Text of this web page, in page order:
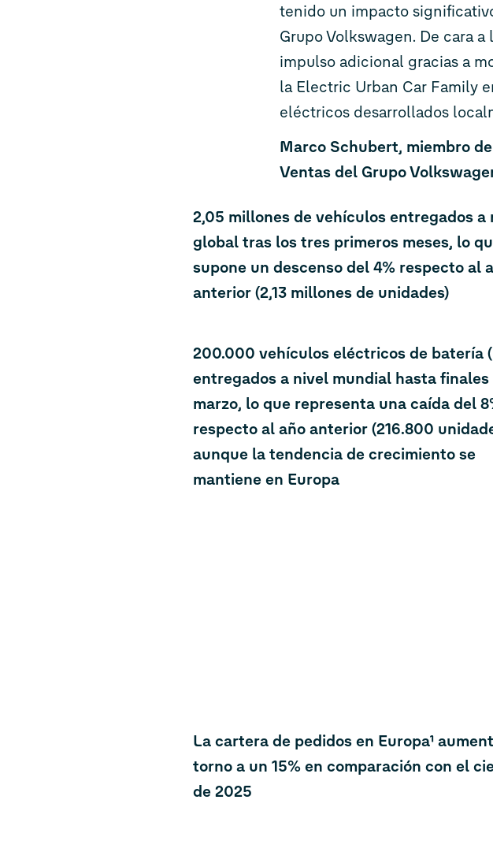
tenido un impacto
Grupo Volkswagen. De cara
impulso adicional gracias a
la Electric Urban Car Family
eléctricos desarrollados
Marco Schubert, miembro
Ventas del Grupo
2,05 millones de vehículos entregados a
global tras los tres primeros meses, lo
supone un descenso del 4% respecto al
anterior (2,13 millones de unidades)
200.000 vehículos eléctricos de batería
entregados a nivel mundial hasta finales
marzo, lo que representa una caída del
respecto al año anterior (216.800
aunque la tendencia de crecimiento se
mantiene en Europa
La cartera de pedidos en Europa¹
torno a un 15% en comparación con el
de 2025